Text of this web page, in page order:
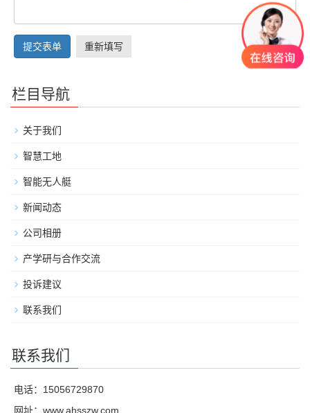
提交表单 重新填写
栏目导航
关于我们
智慧工地
智能无人艇
新闻动态
公司相册
产学研与合作交流
投诉建议
联系我们
联系我们
电话：15056729870
网址： www.ahsszw.com